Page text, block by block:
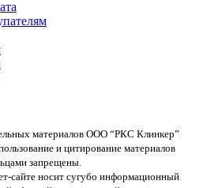
материалов ООО “РКС Клинкер”
и цитирование материалов
запрещены.
сайте носит сугубо информационный